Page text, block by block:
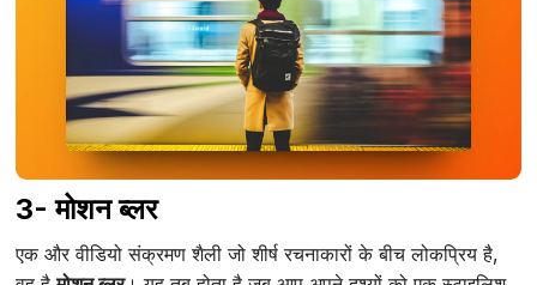
3- मोशन ब्लर
एक और वीडियो संक्रमण शैली जो शीर्ष रचनाकारों के बीच लोकप्रिय है,